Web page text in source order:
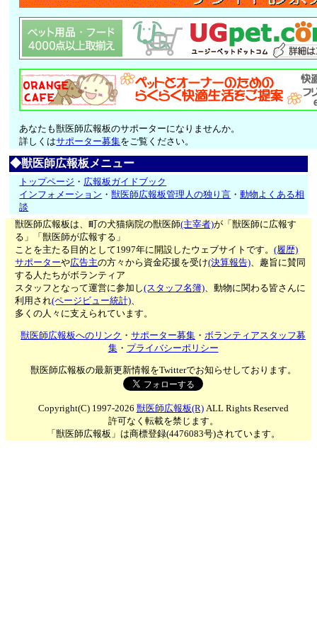
あなたも獣医師広報板のサポーターになりませんか。
詳しくはサポーター募集をご覧ください。
◆獣医師広報板メニュー
トップページ ・ 広報板ガイドブック
インフォメーション ・獣医師広報板管理人の独り言 ・動物よくある相
談
獣医師広報板は、町の犬猫病院の獣医師(主宰者)が「獣医師に広報す
る」「獣医師が広報する」
ことを主たる目的として1997年に開設したウェブサイトです。(履歴)
サポーターや広告主の方々から資金応援を受け(決算報告)、趣旨に賛同
する人たちがボランティア
スタッフとなって運営に参加し(スタッフ名簿)、動物に関わる皆さんに
利用され(ページビュー統計)、
多くの人々に支えられています。
獣医師広報板へのリンク ・サポーター募集 ・ボランティアスタッフ募
集・ プライバシーポリシー
獣医師広報板の最新更新情報をTwitterでお知らせしております。
Copyright(C) 1997-2026 獣医師広報板(R)ALL Rights Reserved
許可なく転載を禁じます。
「獣医師広報板」は商標登録(4476083号)されています。